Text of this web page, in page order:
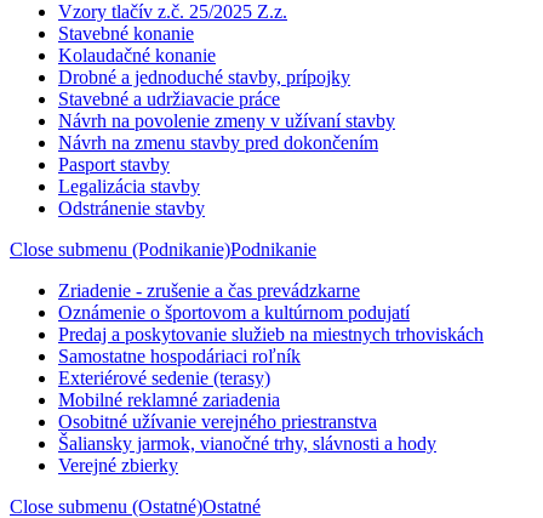
Vzory tlačív z.č. 25/2025 Z.z.
Stavebné konanie
Kolaudačné konanie
Drobné a jednoduché stavby, prípojky
Stavebné a udržiavacie práce
Návrh na povolenie zmeny v užívaní stavby
Návrh na zmenu stavby pred dokončením
Pasport stavby
Legalizácia stavby
Odstránenie stavby
Close submenu (Podnikanie)Podnikanie
Zriadenie - zrušenie a čas prevádzkarne
Oznámenie o športovom a kultúrnom podujatí
Predaj a poskytovanie služieb na miestnych trhoviskách
Samostatne hospodáriaci roľník
Exteriérové sedenie (terasy)
Mobilné reklamné zariadenia
Osobitné užívanie verejného priestranstva
Šaliansky jarmok, vianočné trhy, slávnosti a hody
Verejné zbierky
Close submenu (Ostatné)Ostatné